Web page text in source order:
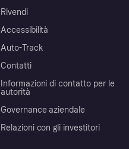
Rivendi
Accessibilità
Auto-Track
Contatti
Informazioni di contatto per le
autorità
Governance aziendale
Relazioni con gli investitori